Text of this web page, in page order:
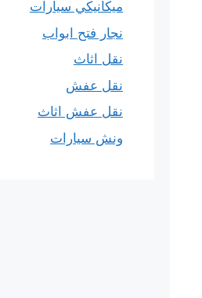
ميكانيكي سيارات
نجار فتح ابواب
نقل اثاث
نقل عفش
نقل عفش اثاث
ونش سيارات